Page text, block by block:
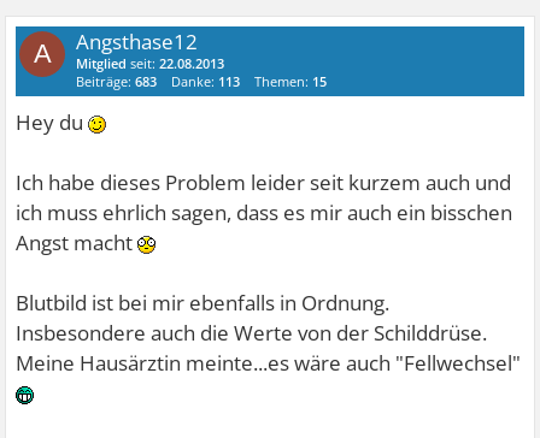
A Angsthase12
Mitglied seit:22.08.2013
Beiträge:683 Danke: 113 Themen: 15
Hey du
Ich habe dieses Problem leider seit kurzem auch und
ich muss ehrlich sagen, dass es mir auch ein bisschen
Angst macht
Blutbild ist bei mir ebenfalls in Ordnung.
Insbesondere auch die Werte von der Schilddrüse.
Meine Hausärztin meinte...es wäre auch "Fellwechsel"